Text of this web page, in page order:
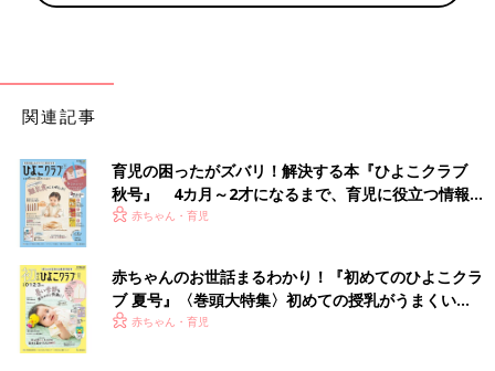
でも人気が出てネイルブースやキッズコーナーもある大きな店舗
になって、美容師も大人数になって、指名料がガッと高くなり、
指名した美容師さんが見てくれるのは最初と最後の仕上がりだ
の美容室に変えました」
美容室選びはいつの時代もママたちにとっては悩ましい問題のよ
うです。
文／和兎 尊美
関連記事
育児の困ったがズバリ！解決する本『ひよこクラブ
秋号』 4カ月～2才になるまで、育児に役立つ情報が
いっぱい！
赤ちゃん・育児
赤ちゃんのお世話まるわかり！『初めてのひよこクラ
ブ 夏号』〈巻頭大特集〉初めての授乳がうまくい
く！ おっぱい・ミルクの基本と夏のトラブル 解決テ
赤ちゃん・育児